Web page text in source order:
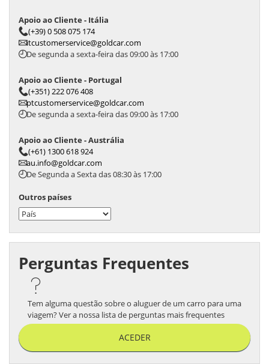
Apoio ao Cliente - Itália
(+39) 0 508 075 174
itcustomerservice@goldcar.com
De segunda a sexta-feira das 09:00 às 17:00
Apoio ao Cliente - Portugal
(+351) 222 076 408
ptcustomerservice@goldcar.com
De segunda a sexta-feira das 09:00 às 17:00
Apoio ao Cliente - Austrália
(+61) 1300 618 924
au.info@goldcar.com
De Segunda a Sexta das 08:30 às 17:00
Outros países
Perguntas Frequentes
Tem alguma questão sobre o aluguer de um carro para uma
viagem? Ver a nossa lista de perguntas mais frequentes
ACEDER